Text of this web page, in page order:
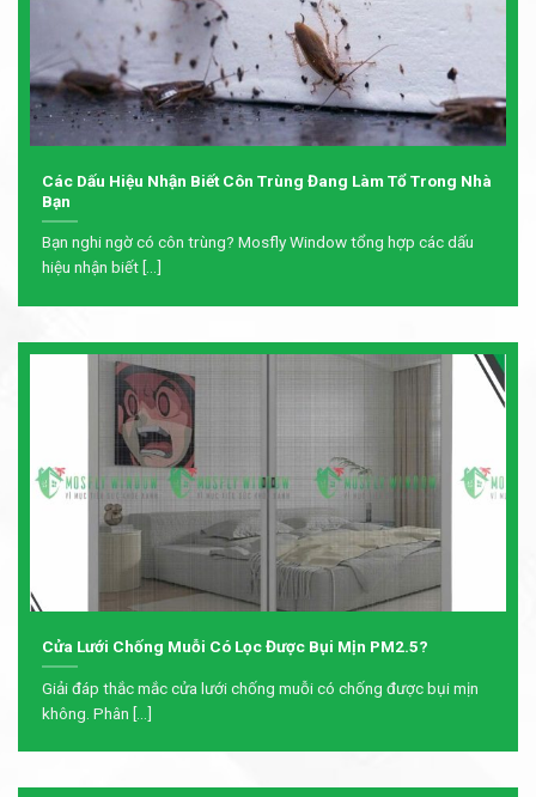
Các Dấu Hiệu Nhận Biết Côn Trùng Đang Làm Tổ Trong Nhà
Bạn
Bạn nghi ngờ có côn trùng? Mosfly Window tổng hợp các dấu
hiệu nhận biết [...]
Cửa Lưới Chống Muỗi Có Lọc Được Bụi Mịn PM2.5?
Giải đáp thắc mắc cửa lưới chống muỗi có chống được bụi mịn
không. Phân [...]